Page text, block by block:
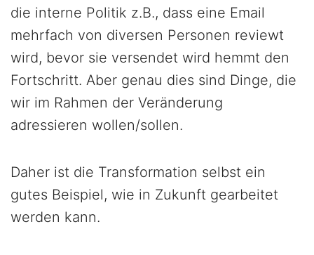
die interne Politik z.B., dass eine Email
mehrfach von diversen Personen reviewt
wird, bevor sie versendet wird hemmt den
Fortschritt. Aber genau dies sind Dinge, die
wir im Rahmen der Veränderung
adressieren wollen/sollen.
Daher ist die Transformation selbst ein
gutes Beispiel, wie in Zukunft gearbeitet
werden kann.